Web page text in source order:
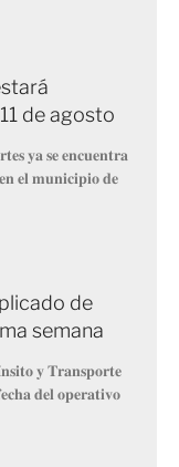
de agosto
𝐲𝐚 𝐬𝐞 𝐞𝐧𝐜𝐮𝐞𝐧𝐭𝐫𝐚
𝐞𝐥 𝐦𝐮𝐧𝐢𝐜𝐢𝐩𝐢𝐨 𝐝𝐞
de
semana
𝐲 𝐓𝐫𝐚𝐧𝐬𝐩𝐨𝐫𝐭𝐞
𝐝𝐞𝐥 𝐨𝐩𝐞𝐫𝐚𝐭𝐢𝐯𝐨